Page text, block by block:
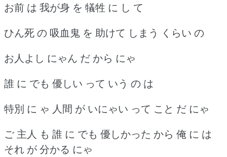
お前 は 我が身 を 犠牲 に し て
ひん死 の 吸血鬼 を 助けて しまう くらい の
お人よし にゃん だ から にゃ
誰 に でも 優しい って いう の は
特別 に ゃ 人間 が いにゃい って こと だ にゃ
ご 主人 も 誰 に でも 優しかった から 俺 に は
それ が 分かる にゃ